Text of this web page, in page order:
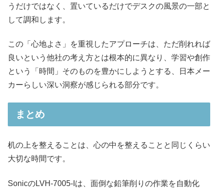
うだけではなく、置いているだけでデスクの風景の一部と
して調和します。
この「心地よさ」を重視したアプローチは、ただ削れれば
良いという他社の考え方とは根本的に異なり、学習や創作
という「時間」そのものを豊かにしようとする、日本メー
カーらしい深い洞察が感じられる部分です。
まとめ
机の上を整えることは、心の中を整えることと同じくらい
大切な時間です。
SonicのLVH-7005-Iは、面倒な鉛筆削りの作業を自動化